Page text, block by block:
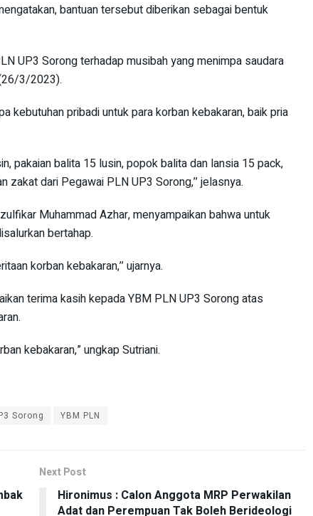
bantuan tersebut diberikan sebagai bentuk
UP3 Sorong terhadap musibah yang menimpa saudara
3/2023).
kebutuhan pribadi untuk para korban kebakaran, baik pria
pakaian balita 15 lusin, popok balita dan lansia 15 pack,
dari Pegawai PLN UP3 Sorong,’’ jelasnya.
Muhammad Azhar, menyampaikan bahwa untuk
bertahap.
korban kebakaran,’’ ujarnya.
terima kasih kepada YBM PLN UP3 Sorong atas
kebakaran,” ungkap Sutriani.
Sorong YBM PLN
Next Post
Hironimus : Calon Anggota MRP Perwakilan
Adat dan Perempuan Tak Boleh Berideologi